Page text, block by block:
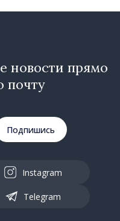
новости прямо
почту
Подпишись
Instagram
Telegram